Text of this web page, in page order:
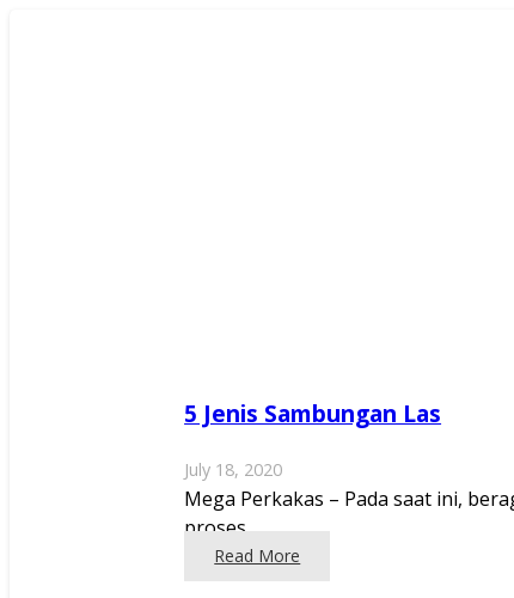
5 Jenis Sambungan Las
July 18, 2020
Mega Perkakas – Pada saat ini,
proses…
Read More